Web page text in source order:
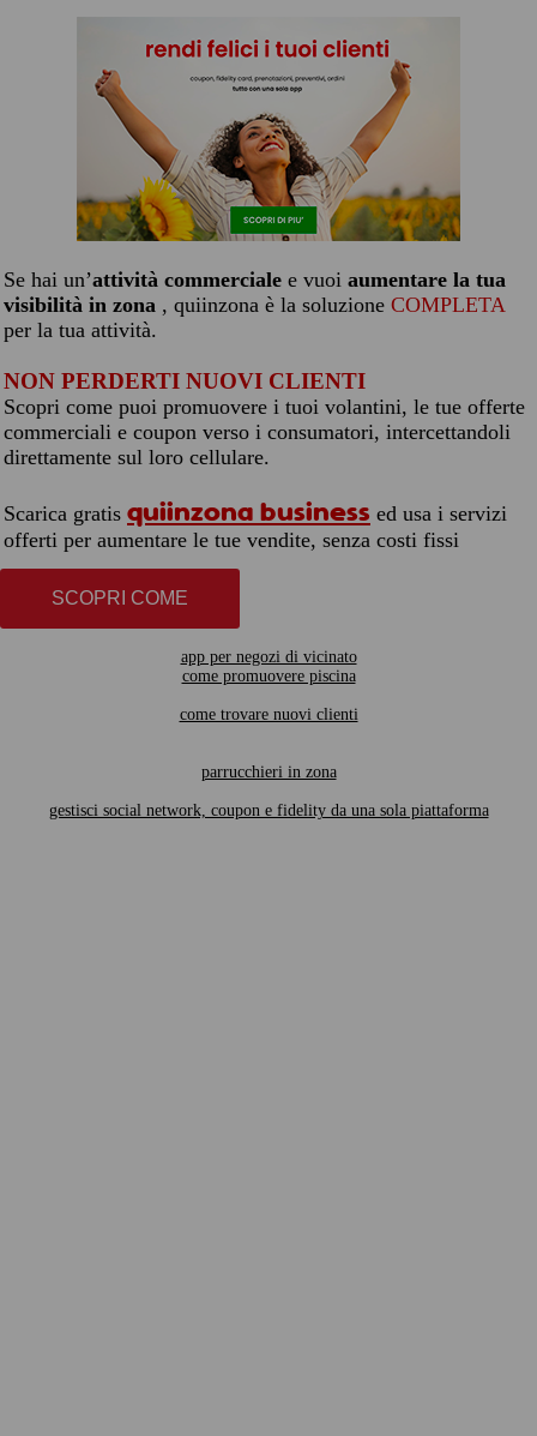
Se hai un’attività commerciale e vuoi aumentare la tua
visibilità in zona , quiinzona è la soluzione COMPLETA
per la tua attività.
NON PERDERTI NUOVI CLIENTI
Scopri come puoi promuovere i tuoi volantini, le tue offerte
commerciali e coupon verso i consumatori, intercettandoli
direttamente sul loro cellulare.
Scarica gratis quiinzona business ed usa i servizi
offerti per aumentare le tue vendite, senza costi fissi
SCOPRI COME
app per negozi di vicinato
come promuovere piscina
come trovare nuovi clienti
parrucchieri in zona
gestisci social network, coupon e fidelity da una sola piattaforma